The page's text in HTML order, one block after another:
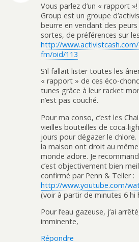
Vous parlez d’un « rapport
Group est un groupe
beurre en vendant des
sortes, de préférences sur
http://
fm/oid/113
S’il fallait lister toutes les
« rapport » de ces éco-
tunes grâce à leur racket
n’est pas couché.
Pour ma conso, c’est les
vieilles bouteilles de coca-
jours pour dégazer le
la maison ont droit au
monde adore. Je
c’est objectivement bien
confirmé par Penn & Teller :
http://www.youtube.com/
(voir à partir de minutes 6 hi
Pour l’eau gazeuse, j’ai
imminente,
Répondre